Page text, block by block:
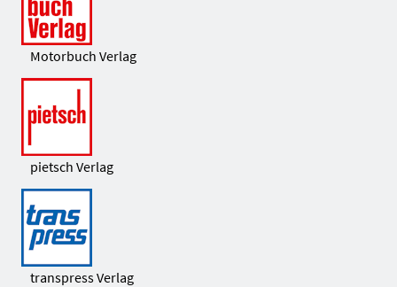
Motorbuch Verlag
pietsch Verlag
transpress Verlag